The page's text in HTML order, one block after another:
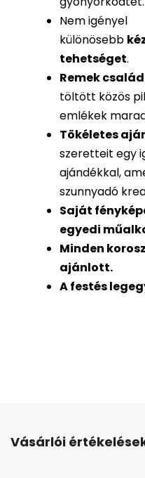
Nem igényel
különösebb
tehetséget.
Remek
töltött közös
emlékek
Tökéletes
szeretteit egy
ajándékkal,
szunnyadó
Saját
egyedi
Minden
ajánlott.
A festés
Vásárlói